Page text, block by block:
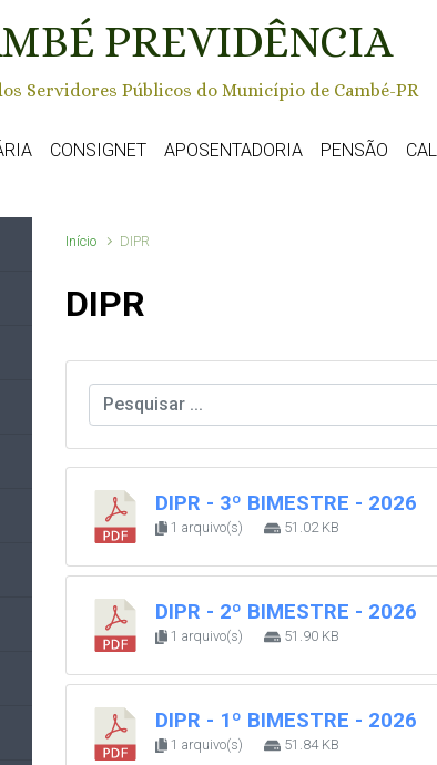
PREVIDÊNCIA
Servidores Públicos do Município de Cambé-PR
CONSIGNET APOSENTADORIA PENSÃO
Início DIPR
DIPR
DIPR - 3º BIMESTRE - 2026
1 arquivo(s) 51.02 KB
DIPR - 2º BIMESTRE - 2026
1 arquivo(s) 51.90 KB
DIPR - 1º BIMESTRE - 2026
1 arquivo(s) 51.84 KB